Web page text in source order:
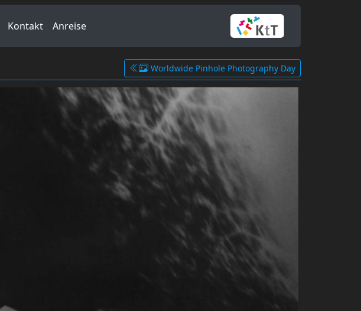
Kontakt Anreise
Worldwide Pinhole Photography Day